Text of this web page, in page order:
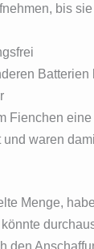
bis
Batterien
Fienchen eine
und waren
Menge,